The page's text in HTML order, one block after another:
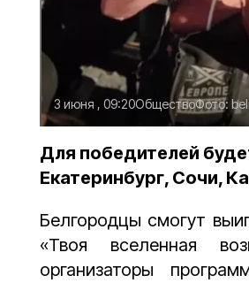
3 июня , 09:20ОбществоФото:
Для победителей
Екатеринбург, Сочи,
Белгородцы смогут
«Твоя вселенная
организаторы п